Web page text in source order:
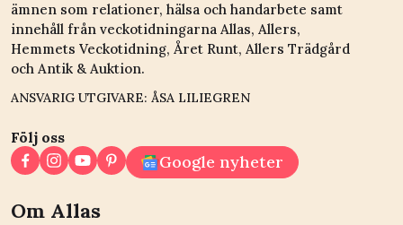
ämnen som relationer, hälsa och handarbete samt
innehåll från veckotidningarna Allas, Allers,
Hemmets Veckotidning, Året Runt, Allers Trädgård
och Antik & Auktion.
ANSVARIG UTGIVARE: ÅSA LILIEGREN
Följ oss
Google nyheter
Om Allas